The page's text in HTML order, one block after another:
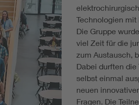
Technologien mit
Die Gruppe
viel Zeit für die
zum Austausch,
Dabei durften
selbst einmal
neuen
Fragen. Die